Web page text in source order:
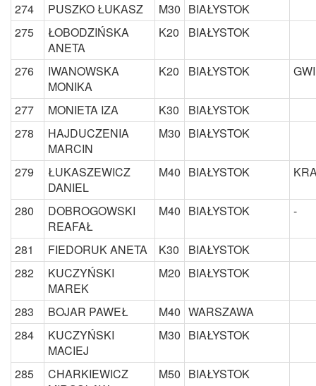
274
PUSZKO ŁUKASZ M30 BIAŁYSTOK
275
ŁOBODZIŃSKA
ANETA
K20 BIAŁYSTOK
276
IWANOWSKA
MONIKA
K20 BIAŁYSTOK
277 MONIETA IZA K30
BIAŁYSTOK
278
HAJDUCZENIA
MARCIN
M30 BIAŁYSTOK
279
ŁUKASZEWICZ
DANIEL
M40 BIAŁYSTOK
280
DOBROGOWSKI
REAFAŁ
M40 BIAŁYSTOK -
281 FIEDORUK ANETA K30
BIAŁYSTOK
282
KUCZYŃSKI
MAREK
M20 BIAŁYSTOK
283 BOJAR PAWEŁ M40 WARSZAWA
284
KUCZYŃSKI
MACIEJ
M30 BIAŁYSTOK
285
CHARKIEWICZ
M50 BIAŁYSTOK